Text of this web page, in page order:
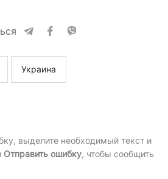
Украина
выделите необходимый текст и
Отправить ошибку, чтобы сообщить